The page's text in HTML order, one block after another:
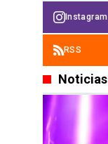
Instagram
RSS
Noticias